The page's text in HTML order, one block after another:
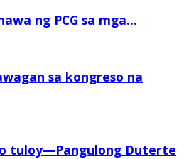
ng PCG sa mga...
sa kongreso na
tuloy—Pangulong Duterte